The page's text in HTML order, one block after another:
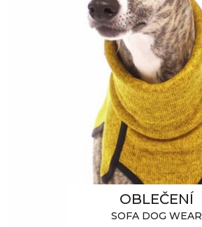
OBLEČENÍ
SOFA DOG WEAR